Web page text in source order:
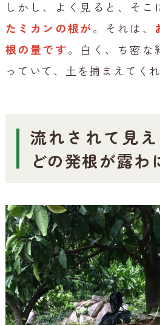
しかし、よく見ると、そこ
たミカンの根が 。それは、
根の量です 。白く、ち密な
っていて、土を捕まえてく
流れされて見
どの発根が露わ